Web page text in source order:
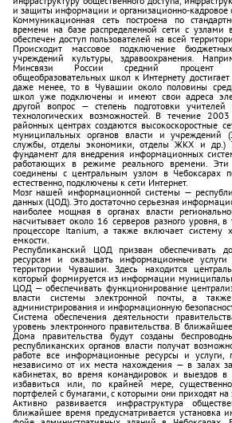
и защиты информации и организационно-кадровое
Коммуникационная сеть построена по
времени на базе распределенной сети с узлами
обеспечен доступ пользователей на всей
Происходит массовое подключение
учреждений культуры, здравоохранения.
Минсвязи России средний процент
общеобразовательных школ к Интернету
даже менее, то в Чувашии около половины
школ уже подключены и имеют свои адреса
другой вопрос — степень подготовки учителей
технологических возможностей. В течение
районных центрах создаются высокоскоростные
муниципальных органов власти и учреждений
службы, отделы экономики, отделы ЖКХ и др.)
фундамент для внедрения информационных
работающих в режиме реального времени.
соединены с центральным узлом в Чебоксарах
естественно, подключены к сети Интернет.
Мозг нашей информационной системы —
данных (ЦОД). Это достаточно серьезная
наиболее мощная в органах власти
насчитывает около 16 серверов разного уровня,
процессоре Itanium, а также включает систему
емкости.
Республиканский ЦОД призван обеспечивать
ресурсам и оказывать информационные
территории Чувашии. Здесь находится
который формируется из информации
ЦОД — обеспечивать функционирование
власти системы электронной почты, а
администрирования и информационную
Система обеспечения деятельности
уровень электронного правительства. В
Дома правительства будут созданы
республиканских органов власти получат
работе все информационные ресурсы и
независимо от их места нахождения — в залах
кабинетах, во время командировок и выездов
избавиться или, по крайней мере,
портфелей с бумагами, с которыми они приходят на
Активно развивается инфраструктура
ближайшее время предусматривается установка